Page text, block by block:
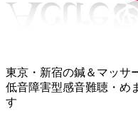
東京・新宿の鍼＆マッサ
低音障害型感音難聴・め
す